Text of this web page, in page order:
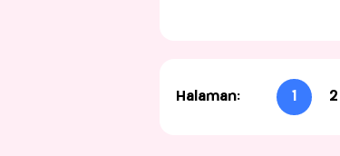
Halaman: 1 2